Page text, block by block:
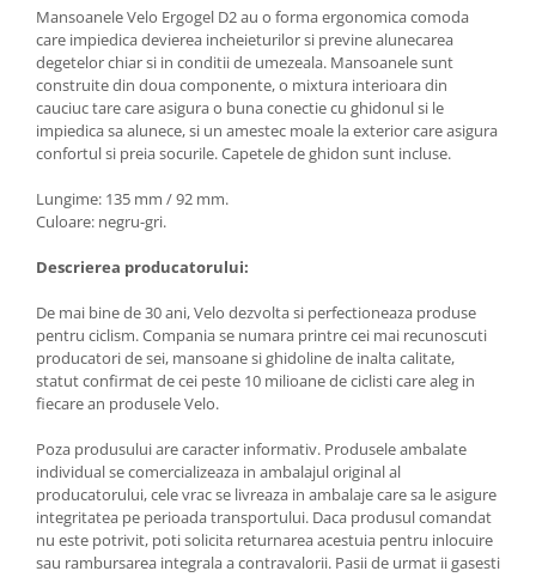
Mansoanele Velo Ergogel D2 au o forma ergonomica comoda
care impiedica devierea incheieturilor si previne alunecarea
degetelor chiar si in conditii de umezeala. Mansoanele sunt
construite din doua componente, o mixtura interioara din
cauciuc tare care asigura o buna conectie cu ghidonul si le
impiedica sa alunece, si un amestec moale la exterior care asigura
confortul si preia socurile. Capetele de ghidon sunt incluse.
Lungime: 135 mm / 92 mm.
Culoare: negru-gri.
Descrierea producatorului:
De mai bine de 30 ani, Velo dezvolta si perfectioneaza produse
pentru ciclism. Compania se numara printre cei mai recunoscuti
producatori de sei, mansoane si ghidoline de inalta calitate,
statut confirmat de cei peste 10 milioane de ciclisti care aleg in
fiecare an produsele Velo.
Poza produsului are caracter informativ. Produsele ambalate
individual se comercializeaza in ambalajul original al
producatorului, cele vrac se livreaza in ambalaje care sa le asigure
integritatea pe perioada transportului. Daca produsul comandat
nu este potrivit, poti solicita returnarea acestuia pentru inlocuire
sau rambursarea integrala a contravalorii. Pasii de urmat ii gasesti